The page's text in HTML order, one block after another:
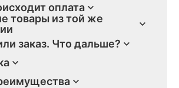
оплата
товары из той же
заказ. Что дальше?